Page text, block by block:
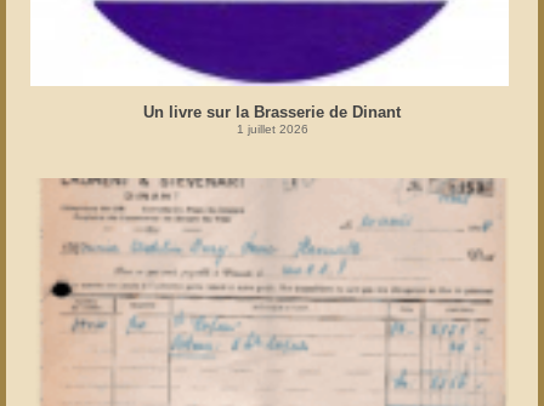
Un livre sur la Brasserie de Dinant
1 juillet 2026